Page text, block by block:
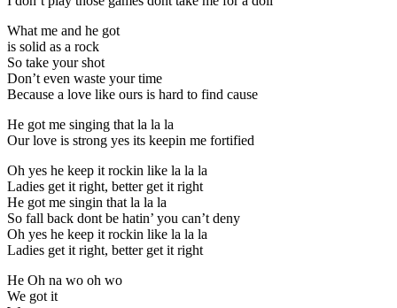
What me and he got
is solid as a rock
So take your shot
Don’t even waste your time
Because a love like ours is hard to find cause
He got me singing that la la la
Our love is strong yes its keepin me fortified
Oh yes he keep it rockin like la la la
Ladies get it right, better get it right
He got me singin that la la la
So fall back dont be hatin’ you can’t deny
Oh yes he keep it rockin like la la la
Ladies get it right, better get it right
He Oh na wo oh wo
We got it